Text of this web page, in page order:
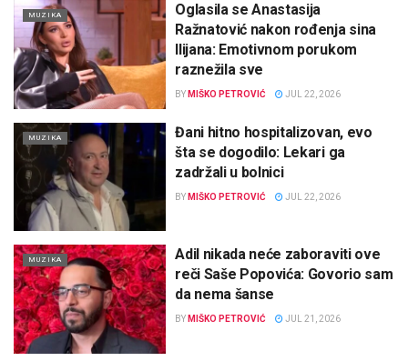
MUZIKA
Oglasila se Anastasija
Ražnatović nakon rođenja sina
Ilijana: Emotivnom porukom
raznežila sve
BY MIŠKO PETROVIĆ JUL 22, 2026
MUZIKA
Đani hitno hospitalizovan, evo
šta se dogodilo: Lekari ga
zadržali u bolnici
BY MIŠKO PETROVIĆ JUL 22, 2026
MUZIKA
Adil nikada neće zaboraviti ove
reči Saše Popovića: Govorio sam
da nema šanse
BY MIŠKO PETROVIĆ JUL 21, 2026